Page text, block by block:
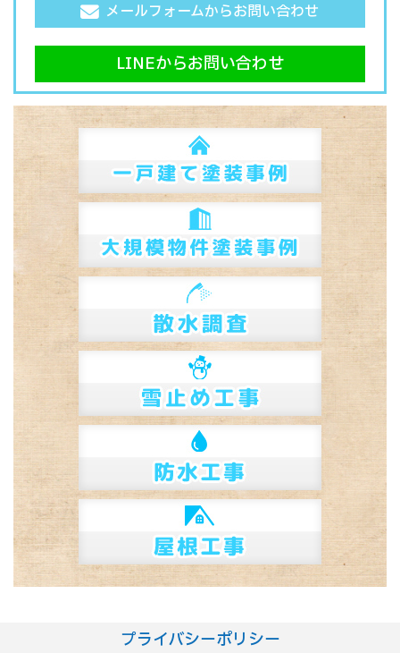
メールフォームからお問い合わせ
LINEからお問い合わせ
プライバシーポリシー